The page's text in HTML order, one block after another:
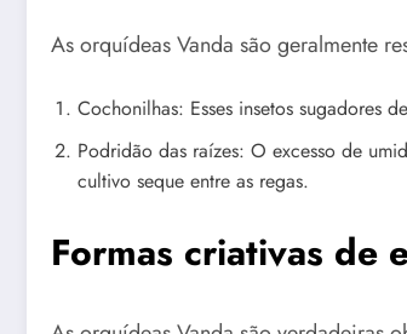
As orquídeas Vanda são geralmente
Cochonilhas: Esses insetos sugadores
Podridão das raízes: O excesso de
cultivo seque entre as regas.
Formas criativas de